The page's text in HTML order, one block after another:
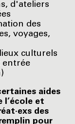
d'ateliers
des
voyages,
culturels
entrée
aides
l’école et
des
pour